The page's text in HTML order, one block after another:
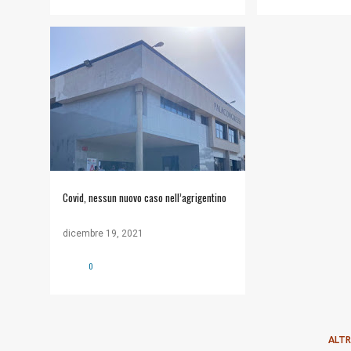
Covid, nessun nuovo caso nell’agrigentino
dicembre 19, 2021
0